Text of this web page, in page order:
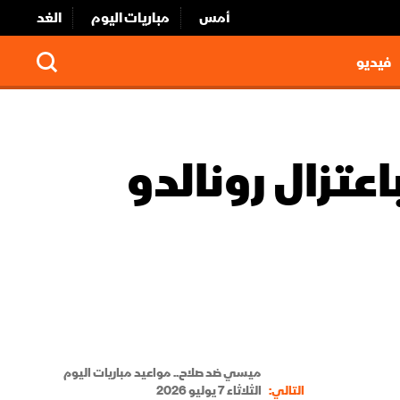
أمس مباريات اليوم
الغد
فيديو
رونالدو
التالي:
ميسي ضد صلاح.. مواعيد مباريات اليوم
الثلاثاء 7 يوليو 2026